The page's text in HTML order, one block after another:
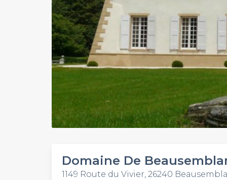
Domaine De
1149 Route du Vivier, 26240